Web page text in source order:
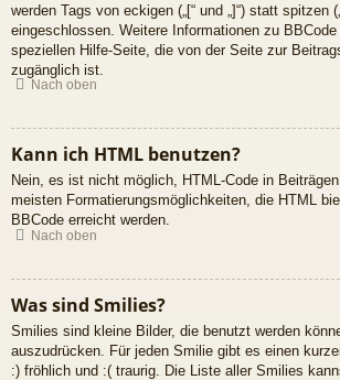
werden Tags von eckigen („[“ und „]“) statt spitzen
eingeschlossen. Weitere Informationen zu
speziellen Hilfe-Seite, die von der Seite zur
zugänglich ist.
Nach oben
Kann ich HTML benutzen?
Nein, es ist nicht möglich, HTML-Code in
meisten Formatierungsmöglichkeiten, die HTML
BBCode erreicht werden.
Nach oben
Was sind Smilies?
Smilies sind kleine Bilder, die benutzt werden
auszudrücken. Für jeden Smilie gibt es einen
:) fröhlich und :( traurig. Die Liste aller Smilies